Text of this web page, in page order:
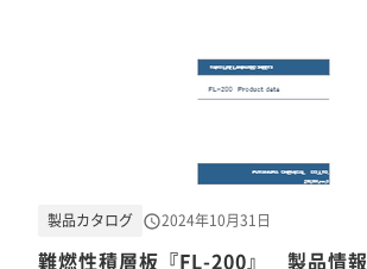
難燃性積層板『FL-200』 製品情報
製品カタログ 2024年10月31日